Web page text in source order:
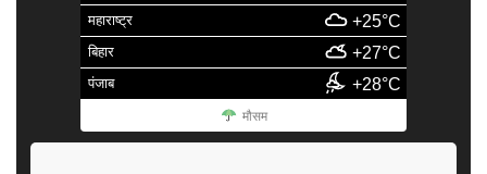
महाराष्ट्र +25°C
बिहार +27°C
पंजाब +28°C
मौसम